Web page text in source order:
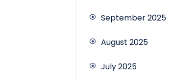
September 2025
August 2025
July 2025